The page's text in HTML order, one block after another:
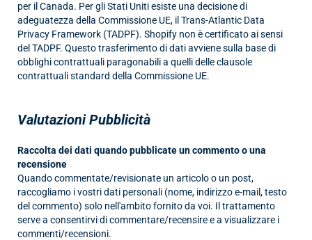
per il Canada. Per gli Stati Uniti esiste una decisione di
adeguatezza della Commissione UE, il Trans-Atlantic Data
Privacy Framework (TADPF). Shopify non è certificato ai sensi
del TADPF. Questo trasferimento di dati avviene sulla base di
obblighi contrattuali paragonabili a quelli delle clausole
contrattuali standard della Commissione UE.
ValutazioniPubblicità
Raccolta dei dati quando pubblicate un commento o una
recensione
Quando commentate/revisionate un articolo o un post,
raccogliamo i vostri dati personali (nome, indirizzo e-mail, testo
del commento) solo nell'ambito fornito da voi. Il trattamento
serve a consentirvi di commentare/recensire e a visualizzare i
commenti/recensioni.